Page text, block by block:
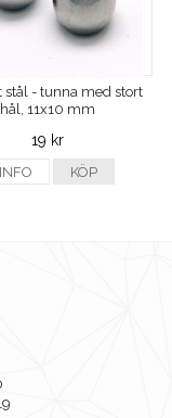
stål - tunna med stort
hål, 11x10 mm
19 kr
INFO KÖP